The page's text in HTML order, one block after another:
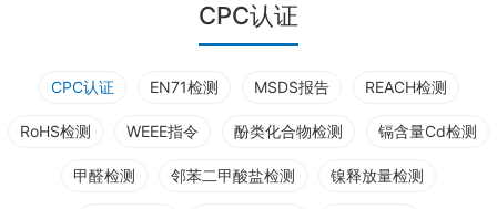
CPC认证
CPC认证 EN71检测 MSDS报告 REACH检测
RoHS检测 WEEE指令 酚类化合物检测 镉含量Cd检测
甲醛检测 邻苯二甲酸盐检测 镍释放量检测